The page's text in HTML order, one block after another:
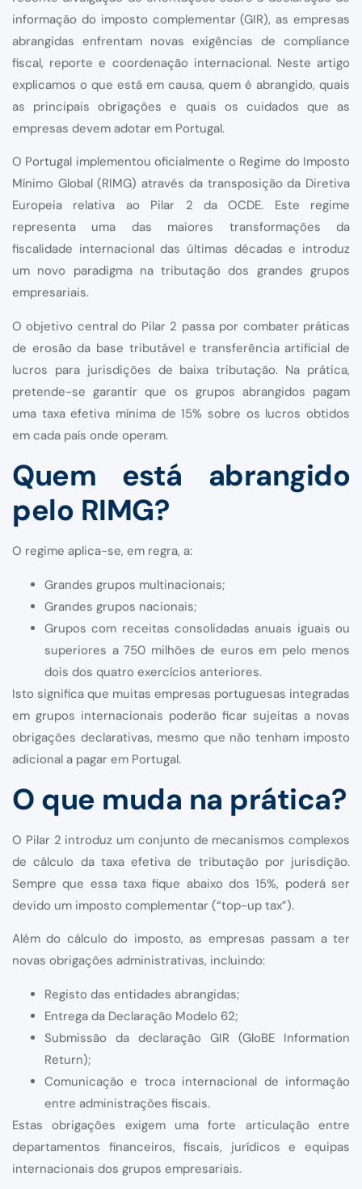
informação do imposto complementar (GIR), as empresas
abrangidas enfrentam novas exigências de compliance
fiscal, reporte e coordenação internacional. Neste artigo
explicamos o que está em causa, quem é abrangido, quais
as principais obrigações e quais os cuidados que as
empresas devem adotar em Portugal.
O Portugal implementou oficialmente o Regime do Imposto
Mínimo Global (RIMG) através da transposição da Diretiva
Europeia relativa ao Pilar 2 da OCDE. Este regime
representa uma das maiores transformações da
fiscalidade internacional das últimas décadas e introduz
um novo paradigma na tributação dos grandes grupos
empresariais.
O objetivo central do Pilar 2 passa por combater práticas
de erosão da base tributável e transferência artificial de
lucros para jurisdições de baixa tributação. Na prática,
pretende-se garantir que os grupos abrangidos pagam
uma taxa efetiva mínima de 15% sobre os lucros obtidos
em cada país onde operam.
Quem está abrangido
pelo RIMG?
O regime aplica-se, em regra, a:
Grandes grupos multinacionais;
Grandes grupos nacionais;
Grupos com receitas consolidadas anuais iguais ou
superiores a 750 milhões de euros em pelo menos
dois dos quatro exercícios anteriores.
Isto significa que muitas empresas portuguesas integradas
em grupos internacionais poderão ficar sujeitas a novas
obrigações declarativas, mesmo que não tenham imposto
adicional a pagar em Portugal.
O que muda na prática?
O Pilar 2 introduz um conjunto de mecanismos complexos
de cálculo da taxa efetiva de tributação por jurisdição.
Sempre que essa taxa fique abaixo dos 15%, poderá ser
devido um imposto complementar (“top-up tax”).
Além do cálculo do imposto, as empresas passam a ter
novas obrigações administrativas, incluindo:
Registo das entidades abrangidas;
Entrega da Declaração Modelo 62;
Submissão da declaração GIR (GloBE Information
Return);
Comunicação e troca internacional de informação
entre administrações fiscais.
Estas obrigações exigem uma forte articulação entre
departamentos financeiros, fiscais, jurídicos e equipas
internacionais dos grupos empresariais.